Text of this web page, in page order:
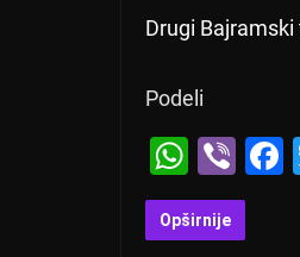
Drugi
Podeli
W
h
at
Vi
b
er
Opširnije